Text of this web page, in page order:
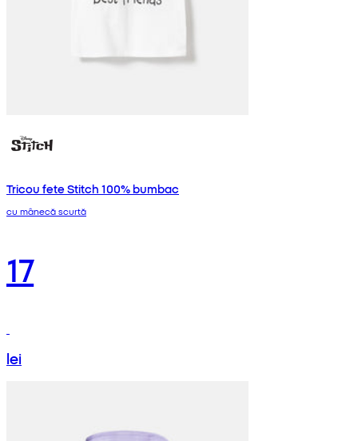
Tricou fete Stitch 100% bumbac
cu mânecă scurtă
17
lei